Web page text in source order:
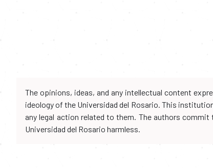
The opinions, ideas, and any intellectual content
ideology of the Universidad del Rosario. This
any legal action related to them. The authors
Universidad del Rosario harmless.